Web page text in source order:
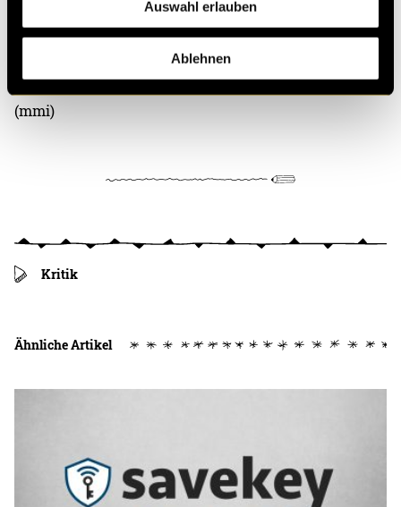
Auswahl erlauben
Ablehnen
Bitte akzeptiere diestatistik, MarketingCookies um
(mmi)
Kritik
Ähnliche Artikel